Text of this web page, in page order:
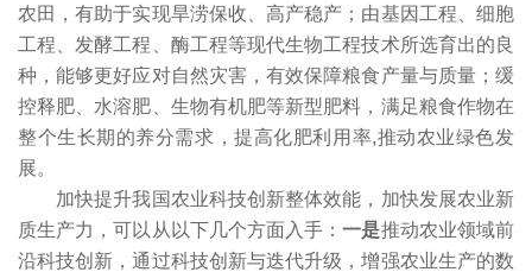
农田，有助于实现旱涝保收、高产稳产；由基因工程、细胞
工程、发酵工程、酶工程等现代生物工程技术所选育出的良
种，能够更好应对自然灾害，有效保障粮食产量与质量；缓
控释肥、水溶肥、生物有机肥等新型肥料，满足粮食作物在
整个生长期的养分需求，提高化肥利用率,推动农业绿色发
展。
加快提升我国农业科技创新整体效能，加快发展农业新
质生产力，可以从以下几个方面入手：一是推动农业领域前
沿科技创新，通过科技创新与迭代升级，增强农业生产的数